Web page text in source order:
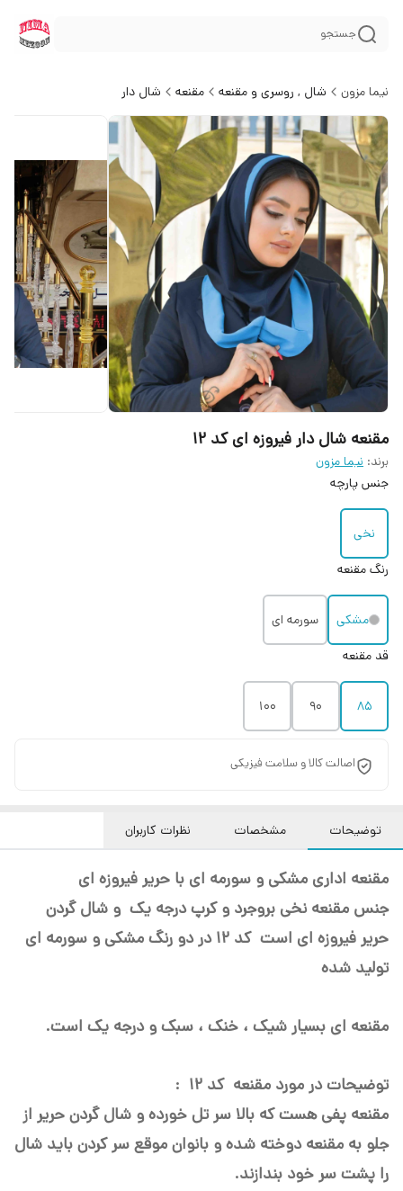
جستجو
نیما مزون شال , روسری و مقنعه مقنعه شال دار
مقنعه شال دار فیروزه ای کد ۱۲
برند: نیما مزون
جنس پارچه
نخی
رنگ مقنعه
مشکی
سورمه ای
قد مقنعه
85
90
100
اصالت کالا و سلامت فیزیکی
توضیحات مشخصات نظرات کاربران
مقنعه اداری مشکی و سورمه ای با حریر فیروزه ای
جنس مقنعه نخی بروجرد و کرپ درجه یک و شال گردن
حریر فیروزه ای است کد 12 در دو رنگ مشکی و سورمه ای
تولید شده
مقنعه ای بسیار شیک ، خنک ، سبک و درجه یک است.
توضیحات در مورد مقنعه کد 12 :
مقنعه پفی هست که بالا سر تل خورده و شال گردن حریر از
جلو به مقنعه دوخته شده و بانوان موقع سر کردن باید شال
را پشت سر خود بندازند.